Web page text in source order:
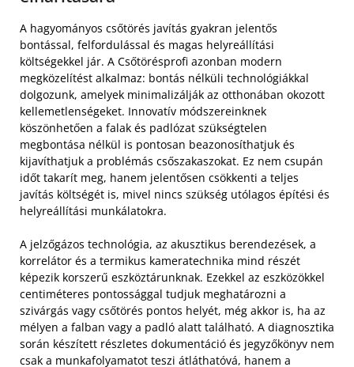
A hagyományos csőtörés javítás gyakran jelentős
bontással, felfordulással és magas helyreállítási
költségekkel jár. A Csőtörésprofi azonban modern
megközelítést alkalmaz: bontás nélküli technológiákkal
dolgozunk, amelyek minimalizálják az otthonában okozott
kellemetlenségeket. Innovatív módszereinknek
köszönhetően a falak és padlózat szükségtelen
megbontása nélkül is pontosan beazonosíthatjuk és
kijavíthatjuk a problémás csőszakaszokat. Ez nem csupán
időt takarít meg, hanem jelentősen csökkenti a teljes
javítás költségét is, mivel nincs szükség utólagos építési és
helyreállítási munkálatokra.
A jelzőgázos technológia, az akusztikus berendezések, a
korrelátor és a termikus kameratechnika mind részét
képezik korszerű eszköztárunknak. Ezekkel az eszközökkel
centiméteres pontossággal tudjuk meghatározni a
szivárgás vagy csőtörés pontos helyét, még akkor is, ha az
mélyen a falban vagy a padló alatt található. A diagnosztika
során készített részletes dokumentáció és jegyzőkönyv nem
csak a munkafolyamatot teszi átláthatóvá, hanem a